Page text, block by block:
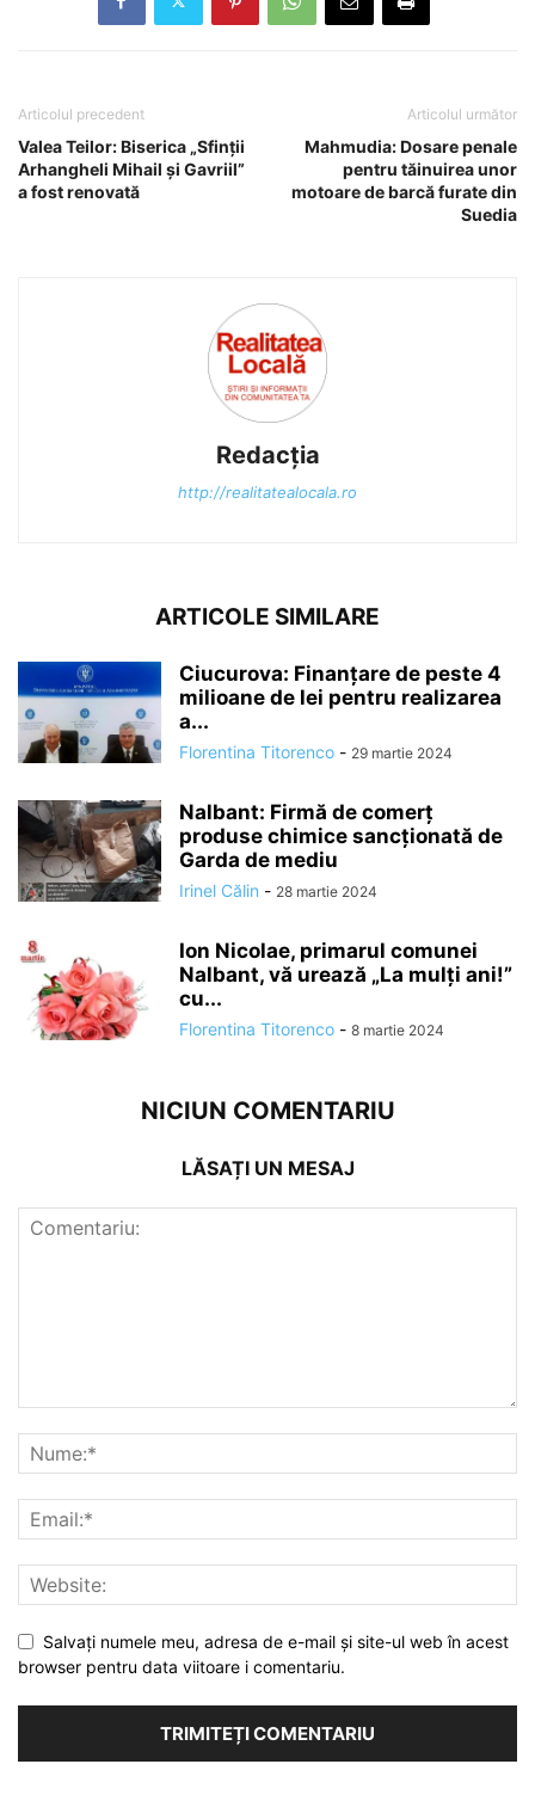
Articolul precedent
Valea Teilor: Biserica „Sfinţii
Arhangheli Mihail şi Gavriil”
a fost renovată
Articolul următor
Mahmudia: Dosare penale
pentru tăinuirea unor
motoare de barcă furate din
Suedia
Redacția
http://realitatealocala.ro
ARTICOLE SIMILARE
Ciucurova: Finanțare de peste 4
milioane de lei pentru realizarea
a...
Florentina Titorenco - 29 martie 2024
Nalbant: Firmă de comerț
produse chimice sancționată de
Garda de mediu
Irinel Călin - 28 martie 2024
Ion Nicolae, primarul comunei
Nalbant, vă urează „La mulți ani!”
cu...
Florentina Titorenco - 8 martie 2024
NICIUN COMENTARIU
LĂSAȚI UN MESAJ
Salvați numele meu, adresa de e-mail și site-ul web în acest
browser pentru data viitoare i comentariu.